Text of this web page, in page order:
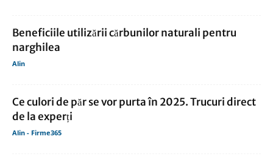
Beneficiile utilizării cărbunilor naturali pentru
narghilea
Alin
Ce culori de păr se vor purta în 2025. Trucuri direct
de la experți
Alin - Firme365